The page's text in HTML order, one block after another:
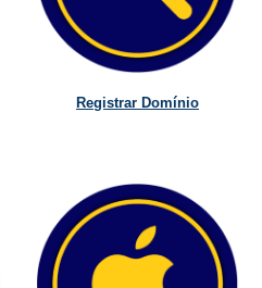
Registrar Domínio